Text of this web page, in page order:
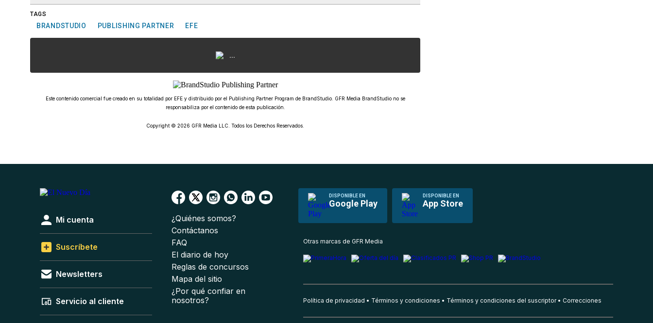
TAGS
BRANDSTUDIO PUBLISHING PARTNER EFE
...
Este contenido comercial fue creado en su totalidad por EFE y distribuido por el Publishing Partner Program de BrandStudio. GFR Media BrandStudio no se
responsabiliza por el contenido de esta publicación.
Copyright © 2026 GFR Media LLC. Todos los Derechos Reservados.
DISPONIBLE EN
Google Play
DISPONIBLE EN
App Store
Mi cuenta
Suscríbete
Newsletters
Servicio al cliente
¿Quiénes somos?
Contáctanos
FAQ
El diario de hoy
Reglas de concursos
Mapa del sitio
¿Por qué confiar en
nosotros?
Otras marcas de GFR Media
Política de privacidad Términos y condiciones Términos y condiciones del suscriptor Correcciones